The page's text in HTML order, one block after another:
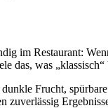
im Restaurant:
das, was
Frucht,